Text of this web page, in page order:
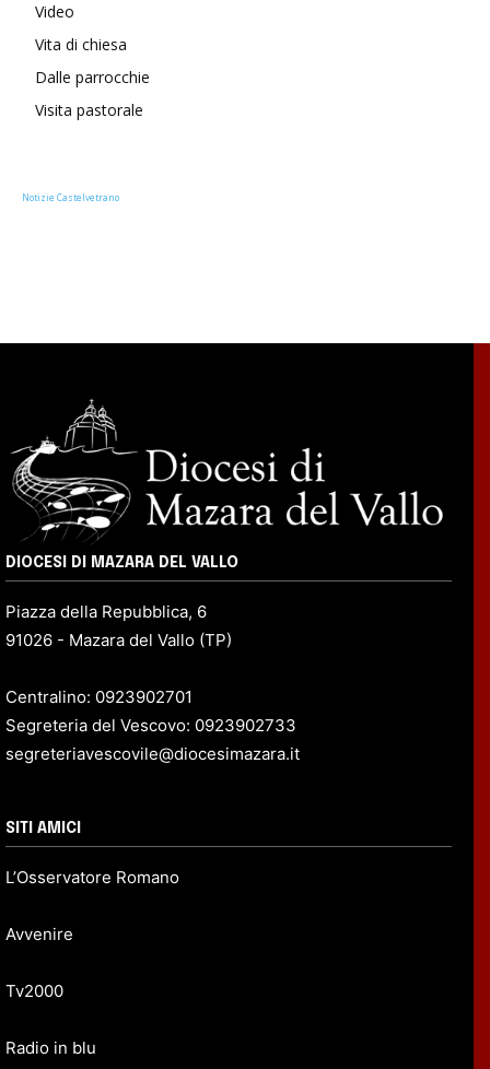
Video
Vita di chiesa
Dalle parrocchie
Visita pastorale
Notizie Castelvetrano
DIOCESI DI MAZARA DEL VALLO
Piazza della Repubblica, 6
91026 - Mazara del Vallo (TP)
Centralino: 0923902701
Segreteria del Vescovo: 0923902733
segreteriavescovile@diocesimazara.it
SITI AMICI
L’Osservatore Romano
Avvenire
Tv2000
Radio in blu